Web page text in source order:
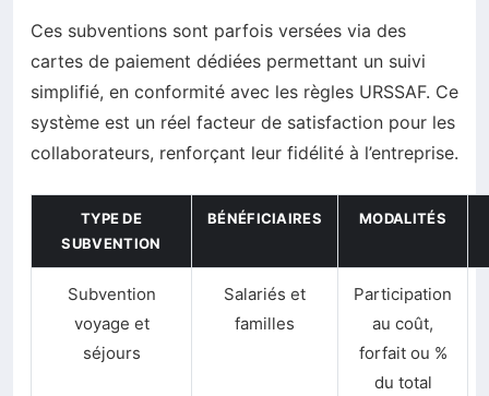
Ces subventions sont parfois versées via des
cartes de paiement dédiées permettant un suivi
simplifié, en conformité avec les règles URSSAF. Ce
système est un réel facteur de satisfaction pour les
collaborateurs, renforçant leur fidélité à l’entreprise.
TYPE DE
SUBVENTION
BÉNÉFICIAIRES MODALITÉS
Subvention
voyage et
séjours
Salariés et
familles
Participation
au coût,
forfait ou %
du total